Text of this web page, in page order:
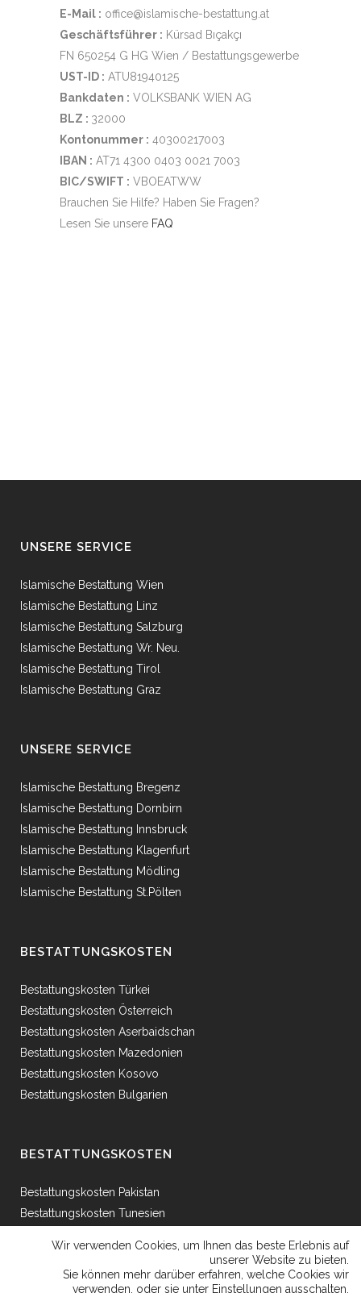
E-Mail : office@islamische-bestattung.at
Geschäftsführer : Kürsad Bıçakçı
FN 650254 G HG Wien / Bestattungsgewerbe
UST-ID : ATU81940125
Bankdaten : VOLKSBANK WIEN AG
BLZ : 32000
Kontonummer : 40300217003
IBAN : AT71 4300 0403 0021 7003
BIC/SWIFT : VBOEATWW
Brauchen Sie Hilfe? Haben Sie Fragen?
Lesen Sie unsere FAQ
UNSERE SERVICE
Islamische Bestattung Wien
Islamische Bestattung Linz
Islamische Bestattung Salzburg
Islamische Bestattung Wr. Neu.
Islamische Bestattung Tirol
Islamische Bestattung Graz
UNSERE SERVICE
Islamische Bestattung Bregenz
Islamische Bestattung Dornbirn
Islamische Bestattung Innsbruck
Islamische Bestattung Klagenfurt
Islamische Bestattung Mödling
Islamische Bestattung St.Pölten
BESTATTUNGSKOSTEN
Bestattungskosten Türkei
Bestattungskosten Österreich
Bestattungskosten Aserbaidschan
Bestattungskosten Mazedonien
Bestattungskosten Kosovo
Bestattungskosten Bulgarien
BESTATTUNGSKOSTEN
Bestattungskosten Pakistan
Bestattungskosten Tunesien
Bestattungskosten Griechenland
Bestattungskosten Bosnien
Wir verwenden Cookies, um Ihnen das beste Erlebnis auf
unserer Website zu bieten.
Sie können mehr darüber erfahren, welche Cookies wir
verwenden, oder sie unter Einstellungen ausschalten.